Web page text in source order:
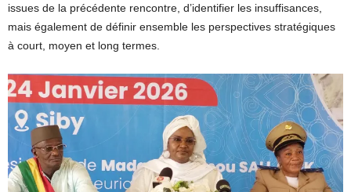
issues de la précédente rencontre, d’identifier les insuffisances,
mais également de définir ensemble les perspectives stratégiques
à court, moyen et long termes.